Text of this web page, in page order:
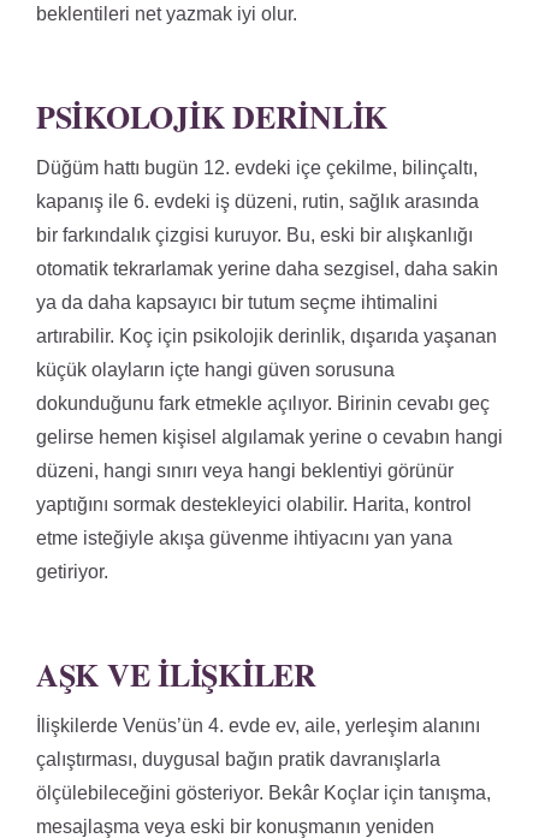
beklentileri net yazmak iyi olur.
PSIKOLOJIK DERINLIK
Düğüm hattı bugün 12. evdeki içe çekilme, bilinçaltı,
kapanış ile 6. evdeki iş düzeni, rutin, sağlık arasında
bir farkındalık çizgisi kuruyor. Bu, eski bir alışkanlığı
otomatik tekrarlamak yerine daha sezgisel, daha sakin
ya da daha kapsayıcı bir tutum seçme ihtimalini
artırabilir. Koç için psikolojik derinlik, dışarıda yaşanan
küçük olayların içte hangi güven sorusuna
dokunduğunu fark etmekle açılıyor. Birinin cevabı geç
gelirse hemen kişisel algılamak yerine o cevabın hangi
düzeni, hangi sınırı veya hangi beklentiyi görünür
yaptığını sormak destekleyici olabilir. Harita, kontrol
etme isteğiyle akışa güvenme ihtiyacını yan yana
getiriyor.
AŞK VE İLIŞKILER
İlişkilerde Venüs’ün 4. evde ev, aile, yerleşim alanını
çalıştırması, duygusal bağın pratik davranışlarla
ölçülebileceğini gösteriyor. Bekâr Koçlar için tanışma,
mesajlaşma veya eski bir konuşmanın yeniden